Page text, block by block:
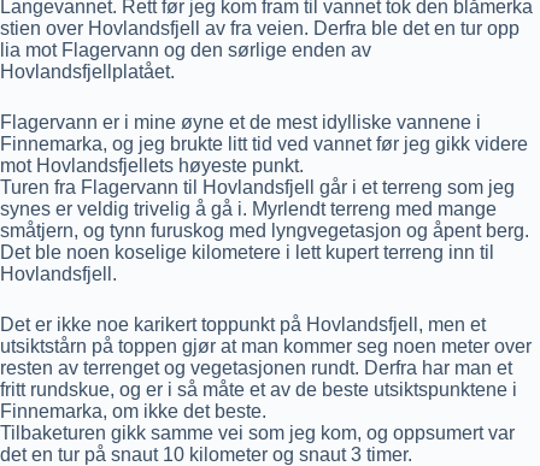
Langevannet. Rett før jeg kom fram til vannet tok den blåmerka
stien over Hovlandsfjell av fra veien. Derfra ble det en tur opp
lia mot Flagervann og den sørlige enden av
Hovlandsfjellplatået.
Flagervann er i mine øyne et de mest idylliske vannene i
Finnemarka, og jeg brukte litt tid ved vannet før jeg gikk videre
mot Hovlandsfjellets høyeste punkt.
Turen fra Flagervann til Hovlandsfjell går i et terreng som jeg
synes er veldig trivelig å gå i. Myrlendt terreng med mange
småtjern, og tynn furuskog med lyngvegetasjon og åpent berg.
Det ble noen koselige kilometere i lett kupert terreng inn til
Hovlandsfjell.
Det er ikke noe karikert toppunkt på Hovlandsfjell, men et
utsiktstårn på toppen gjør at man kommer seg noen meter over
resten av terrenget og vegetasjonen rundt. Derfra har man et
fritt rundskue, og er i så måte et av de beste utsiktspunktene i
Finnemarka, om ikke det beste.
Tilbaketuren gikk samme vei som jeg kom, og oppsumert var
det en tur på snaut 10 kilometer og snaut 3 timer.